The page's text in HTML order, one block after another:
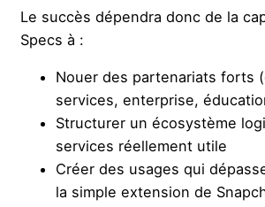
Le succès dépendra donc de la
Specs à :
Nouer des partenariats forts
services, enterprise,
Structurer un écosystème
services réellement utile
Créer des usages qui
la simple extension de